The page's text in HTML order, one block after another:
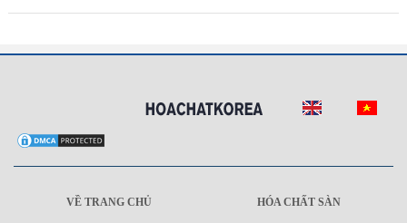
VỀ TRANG CHỦ HÓA CHẤT SÀN